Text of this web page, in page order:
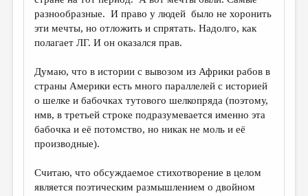
разнообразные. И право у людей было не хоронить
эти мечты, но отложить и спрятать. Надолго, как
полагает ЛГ. И он оказался прав.
Думаю, что в истории с вывозом из Африки рабов в
страны Америки есть много параллелей с историей
о шелке и бабочках тутового шелкопряда (поэтому,
нмв, в третьей строке подразумевается именно эта
бабочка и её потомство, но никак не моль и её
производные).
Считаю, что обсуждаемое стихотворение в целом
является поэтическим размышлением о двойном